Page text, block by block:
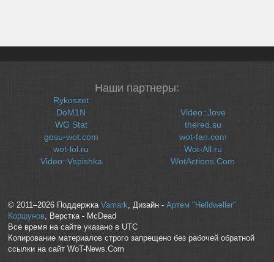
Наши партнеры:
Rykoszet
DoM1N
WG Stat
gosu-wot.com
wot-lol.ru
Video::Vspishka
Video::Jove
thered.su
wot-fan.com
Wot-All.ru
WotActions.Com
© 2011–2026 Поддержка Vamark , Дизайн - Артем "Helldweller"
Коршунов, Верстка - McDead
Все время на сайте указано в UTC
Копирование материалов строго запрещено без рабочей обратной
ссылки на сайт WoT-News.Com